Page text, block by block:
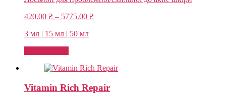
420.00 ₴ – 5775.00 ₴Price
3 мл | 15 мл | 50 мл
Vitamin Rich Repair